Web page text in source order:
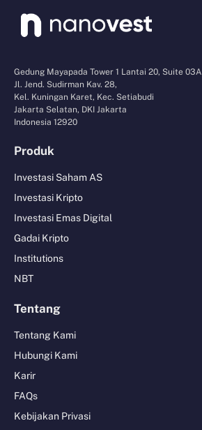
Gedung Mayapada Tower 1 Lantai 20, Suite 03A
Jl. Jend. Sudirman Kav. 28,
Kel. Kuningan Karet, Kec. Setiabudi
Jakarta Selatan, DKI Jakarta
Indonesia 12920
Produk
Investasi Saham AS
Investasi Kripto
Investasi Emas Digital
Gadai Kripto
Institutions
NBT
Tentang
Tentang Kami
Hubungi Kami
Karir
FAQs
Kebijakan Privasi